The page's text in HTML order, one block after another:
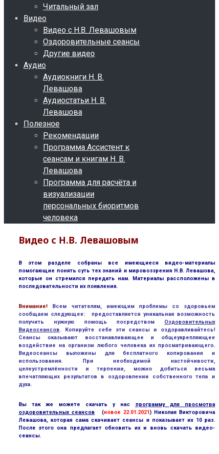
Читальный зал
Видео
Видео с Н.В. Левашовым
Оздоровительные сеансы
Другие видео
Аудио
Аудиокниги Н. В.
Левашова
Аудиостатьи Н. В.
Левашова
Полезное
Рекомендации
Программа Ассистент к
сеансам и книгам Н. В.
Левашова
Программа для расчёта и
визуализации
персональных биоритмов
человека
Видео с Н.В. Левашовым
В этом разделе собраны все имеющиеся видео-материалы
помогающие понять суть тех знаний и мировоззрения Н.В. Левашова,
которые он стремился передать нам. Материалы рассположены в
последовательности их появления.
Внимание! Всем читателям, имеющим проблемы со здоровьем
сообщаем следующее: предоставляется уникальная возможность
получить нужную помощь посредством Оздоровительных
Видеосеансов. Копируйте себе эти сеансы и оздоравливайтесь!
Сеансы оказывают восстанавливающее и общеукрепляющее
воздействие на организм любого человека их просматривающего.
Видеосеансы выложены для бесплатного копирования и
использования. При необходимой настойчивости,
целеустремлённости и терпении, можно добиться весьма
впечатляющих результатов в оздоровлении собственного тела и
духа.
Вы так же можете скачать у нас
программу для просмотра
оздоровительных сеансов (новое 22.01.2021) Николая Викторовича
Левашова, которая сама скачивает сеансы и показывает их 10 раз.
После этого она предлагает обновить их и вновь скачать видео-
сеансы.